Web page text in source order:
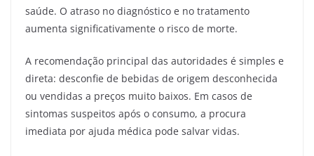
saúde. O atraso no diagnóstico e no tratamento
aumenta significativamente o risco de morte.
A recomendação principal das autoridades é simples e
direta: desconfie de bebidas de origem desconhecida
ou vendidas a preços muito baixos. Em casos de
sintomas suspeitos após o consumo, a procura
imediata por ajuda médica pode salvar vidas.